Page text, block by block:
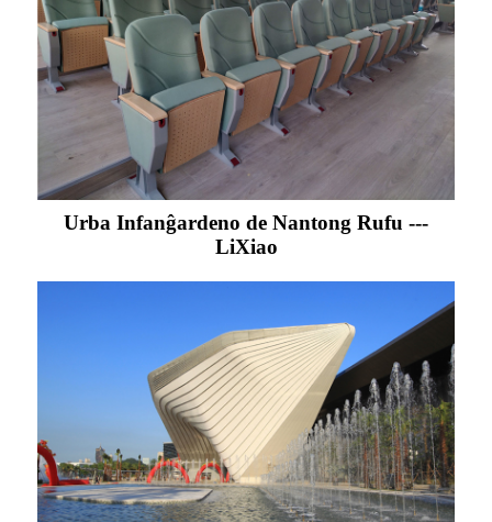
Urba Infanĝardeno de Nantong Rufu ---
LiXiao